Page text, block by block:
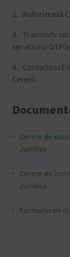
Autorizează
Transmite
serviciului OTP
Contactează
Cererii.
Cerere de
Juridice
Cerere de
Juridice
Formular de